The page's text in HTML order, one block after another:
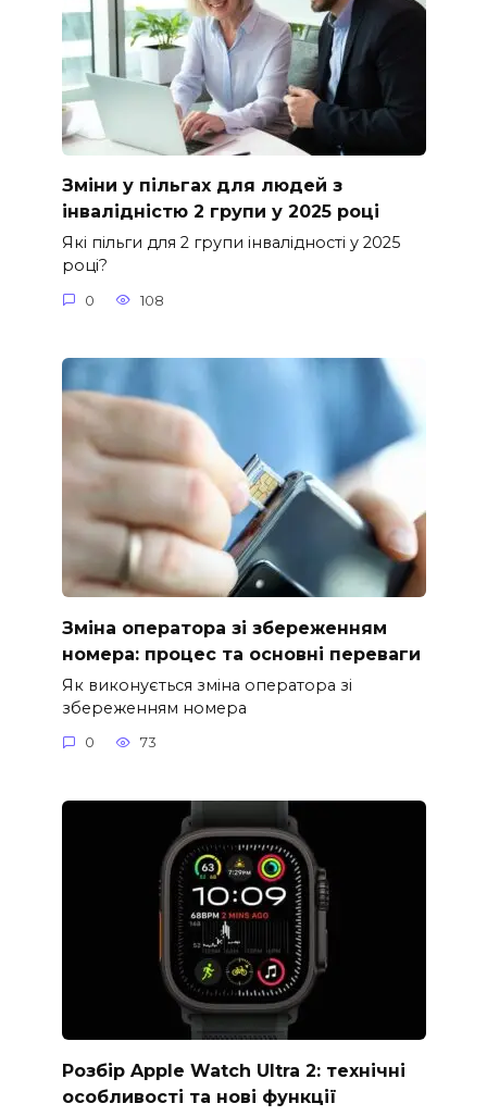
Зміни у пільгах для людей з
інвалідністю 2 групи у 2025 році
Які пільги для 2 групи інвалідності у 2025
році?
0 108
Зміна оператора зі збереженням
номера: процес та основні переваги
Як виконується зміна оператора зі
збереженням номера
0 73
Розбір Apple Watch Ultra 2: технічні
особливості та нові функції